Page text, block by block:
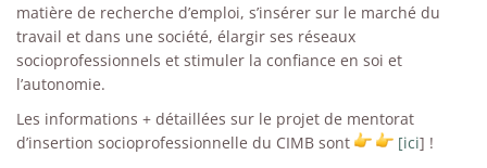
matière de recherche d’emploi, s’insérer sur le marché du
travail et dans une société, élargir ses réseaux
socioprofessionnels et stimuler la confiance en soi et
l’autonomie.
Les informations + détaillées sur le projet de mentorat
d’insertion socioprofessionnelle du CIMB sont
[ici] !